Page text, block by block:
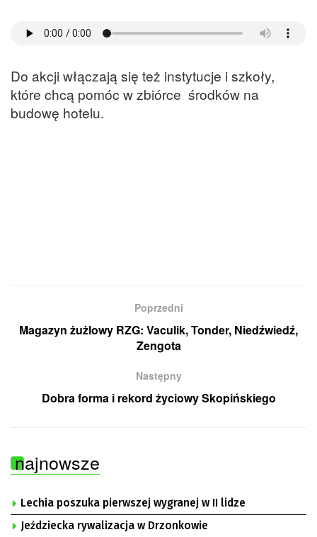
Do akcji włączają się też instytucje i szkoły,
które chcą pomóc w zbiórce środków na
budowę hotelu.
Poprzedni
Magazyn żużlowy RZG: Vaculik, Tonder, Niedźwiedź,
Zengota
Następny
Dobra forma i rekord życiowy Skopińskiego
najnowsze
Lechia poszuka pierwszej wygranej w II lidze
Jeździecka rywalizacja w Drzonkowie